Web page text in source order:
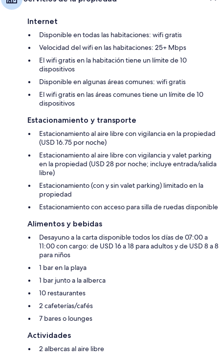
Internet
Disponible en todas las habitaciones: wifi gratis
Velocidad del wifi en las habitaciones: 25+ Mbps
El wifi gratis en la habitación tiene un límite de 10
dispositivos
Disponible en algunas áreas comunes: wifi gratis
El wifi gratis en las áreas comunes tiene un límite de 10
dispositivos
Estacionamiento y transporte
Estacionamiento al aire libre con vigilancia en la propiedad
(USD 16.75 por noche)
Estacionamiento al aire libre con vigilancia y valet parking
en la propiedad (USD 28 por noche; incluye entrada/salida
libre)
Estacionamiento (con y sin valet parking) limitado en la
propiedad
Estacionamiento con acceso para silla de ruedas disponible
Alimentos y bebidas
Desayuno a la carta disponible todos los días de 07:00 a
11:00 con cargo: de USD 16 a 18 para adultos y de USD 8 a 8
para niños
1 bar en la playa
1 bar junto a la alberca
10 restaurantes
2 cafeterías/cafés
7 bares o lounges
Actividades
2 albercas al aire libre